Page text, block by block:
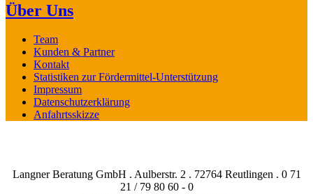
Über Uns
Team
Kunden & Partner
Kontakt
Statistiken zur Fördermittel-Unterstützung
Impressum
Datenschutzerklärung
Anfahrtsskizze
Langner Beratung GmbH . Aulberstr. 2 . 72764 Reutlingen . 0 71
21 / 79 80 60 - 0